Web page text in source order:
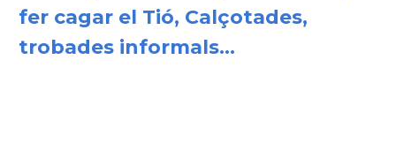
fer cagar el Tió, Calçotades,
trobades informals...